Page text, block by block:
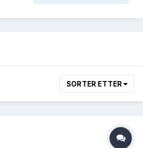
SORTER ETTER